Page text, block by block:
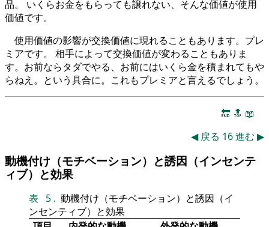
品。 いくらお金をもらっても譲れない、そんな価値が使用
価値です。
使用価値の影響が交換価値に現れることもあります。プレ
ミアです。 相手によって交換価値が変わることもありま
す。お前ならタダでやる、お前にはいくら金を積まれてもや
らねえ。という具合に。これもプレミアと言えるでしょう。
🔚 🔝 📖
◀ 戻る 16進む ▶
動機付け（モチベーション）と誘因（インセンテ
ィブ）と効果
表 5 . 動機付け（モチベーション）と誘因（イ
ンセンティブ）と効果